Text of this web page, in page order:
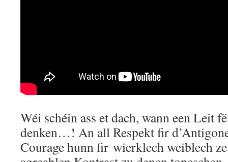
Wéi schéin ass et dach, wann een Leit
denken…! An all Respekt fir
Courage hunn fir wierklech weiblech